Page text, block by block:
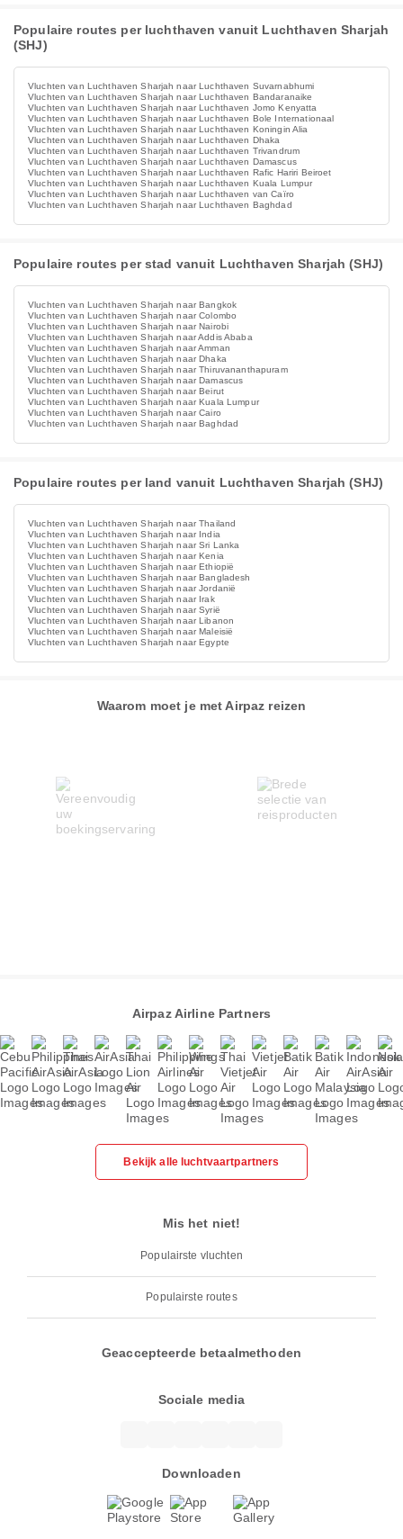
Populaire routes per luchthaven vanuit Luchthaven Sharjah
(SHJ)
Vluchten van Luchthaven Sharjah naar Luchthaven Suvarnabhumi
Vluchten van Luchthaven Sharjah naar Luchthaven Bandaranaike
Vluchten van Luchthaven Sharjah naar Luchthaven Jomo Kenyatta
Vluchten van Luchthaven Sharjah naar Luchthaven Bole Internationaal
Vluchten van Luchthaven Sharjah naar Luchthaven Koningin Alia
Vluchten van Luchthaven Sharjah naar Luchthaven Dhaka
Vluchten van Luchthaven Sharjah naar Luchthaven Trivandrum
Vluchten van Luchthaven Sharjah naar Luchthaven Damascus
Vluchten van Luchthaven Sharjah naar Luchthaven Rafic Hariri Beiroet
Vluchten van Luchthaven Sharjah naar Luchthaven Kuala Lumpur
Vluchten van Luchthaven Sharjah naar Luchthaven van Caïro
Vluchten van Luchthaven Sharjah naar Luchthaven Baghdad
Populaire routes per stad vanuit Luchthaven Sharjah (SHJ)
Vluchten van Luchthaven Sharjah naar Bangkok
Vluchten van Luchthaven Sharjah naar Colombo
Vluchten van Luchthaven Sharjah naar Nairobi
Vluchten van Luchthaven Sharjah naar Addis Ababa
Vluchten van Luchthaven Sharjah naar Amman
Vluchten van Luchthaven Sharjah naar Dhaka
Vluchten van Luchthaven Sharjah naar Thiruvananthapuram
Vluchten van Luchthaven Sharjah naar Damascus
Vluchten van Luchthaven Sharjah naar Beirut
Vluchten van Luchthaven Sharjah naar Kuala Lumpur
Vluchten van Luchthaven Sharjah naar Cairo
Vluchten van Luchthaven Sharjah naar Baghdad
Populaire routes per land vanuit Luchthaven Sharjah (SHJ)
Vluchten van Luchthaven Sharjah naar Thailand
Vluchten van Luchthaven Sharjah naar India
Vluchten van Luchthaven Sharjah naar Sri Lanka
Vluchten van Luchthaven Sharjah naar Kenia
Vluchten van Luchthaven Sharjah naar Ethiopië
Vluchten van Luchthaven Sharjah naar Bangladesh
Vluchten van Luchthaven Sharjah naar Jordanië
Vluchten van Luchthaven Sharjah naar Irak
Vluchten van Luchthaven Sharjah naar Syrië
Vluchten van Luchthaven Sharjah naar Libanon
Vluchten van Luchthaven Sharjah naar Maleisië
Vluchten van Luchthaven Sharjah naar Egypte
Waarom moet je met Airpaz reizen
Airpaz Airline Partners
Bekijk alle luchtvaartpartners
Mis het niet!
Populairste vluchten
Populairste routes
Geaccepteerde betaalmethoden
Sociale media
Downloaden